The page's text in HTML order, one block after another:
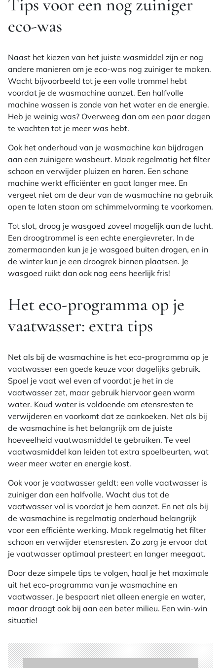
Tips voor een nog zuiniger
eco-was
Naast het kiezen van het juiste wasmiddel zijn er nog
andere manieren om je eco-was nog zuiniger te maken.
Wacht bijvoorbeeld tot je een volle trommel hebt
voordat je de wasmachine aanzet. Een halfvolle
machine wassen is zonde van het water en de energie.
Heb je weinig was? Overweeg dan om een paar dagen
te wachten tot je meer was hebt.
Ook het onderhoud van je wasmachine kan bijdragen
aan een zuinigere wasbeurt. Maak regelmatig het filter
schoon en verwijder pluizen en haren. Een schone
machine werkt efficiënter en gaat langer mee. En
vergeet niet om de deur van de wasmachine na gebruik
open te laten staan om schimmelvorming te voorkomen.
Tot slot, droog je wasgoed zoveel mogelijk aan de lucht.
Een droogtrommel is een echte energievreter. In de
zomermaanden kun je je wasgoed buiten drogen, en in
de winter kun je een droogrek binnen plaatsen. Je
wasgoed ruikt dan ook nog eens heerlijk fris!
Het eco-programma op je
vaatwasser: extra tips
Net als bij de wasmachine is het eco-programma op je
vaatwasser een goede keuze voor dagelijks gebruik.
Spoel je vaat wel even af voordat je het in de
vaatwasser zet, maar gebruik hiervoor geen warm
water. Koud water is voldoende om etensresten te
verwijderen en voorkomt dat ze aankoeken. Net als bij
de wasmachine is het belangrijk om de juiste
hoeveelheid vaatwasmiddel te gebruiken. Te veel
vaatwasmiddel kan leiden tot extra spoelbeurten, wat
weer meer water en energie kost.
Ook voor je vaatwasser geldt: een volle vaatwasser is
zuiniger dan een halfvolle. Wacht dus tot de
vaatwasser vol is voordat je hem aanzet. En net als bij
de wasmachine is regelmatig onderhoud belangrijk
voor een efficiënte werking. Maak regelmatig het filter
schoon en verwijder etensresten. Zo zorg je ervoor dat
je vaatwasser optimaal presteert en langer meegaat.
Door deze simpele tips te volgen, haal je het maximale
uit het eco-programma van je wasmachine en
vaatwasser. Je bespaart niet alleen energie en water,
maar draagt ook bij aan een beter milieu. Een win-win
situatie!